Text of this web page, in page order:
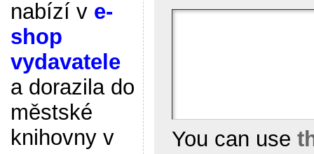
nabízí v e-
shop
vydavatele
a dorazila do
městské
knihovny v
You can use